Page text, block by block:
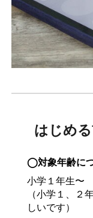
はじめ
◯対象年齢に
小学１年生〜
（小学１、２
しいです）